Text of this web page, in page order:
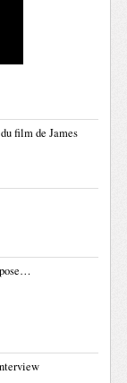
film de James